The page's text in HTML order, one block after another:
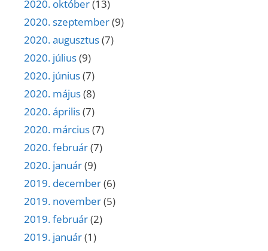
2020. október(13)
2020. szeptember(9)
2020. augusztus(7)
2020. július(9)
2020. június(7)
2020. május(8)
2020. április(7)
2020. március(7)
2020. február(7)
2020. január(9)
2019. december(6)
2019. november(5)
2019. február(2)
2019. január(1)